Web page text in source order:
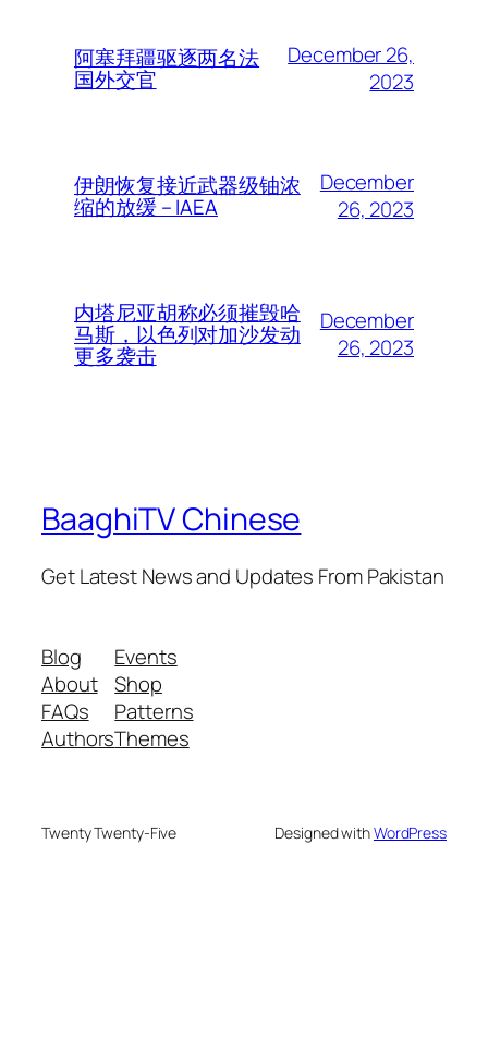
阿塞拜疆驱逐两名法
国外交官
December 26,
2023
伊朗恢复接近武器级铀浓
缩的放缓 – IAEA
December
26, 2023
内塔尼亚胡称必须摧毁哈
马斯，以色列对加沙发动
更多袭击
December
26, 2023
BaaghiTV Chinese
Get Latest News and Updates From Pakistan
Blog
About
FAQs
Authors
Events
Shop
Patterns
Themes
Twenty Twenty-Five Designed withWordPress